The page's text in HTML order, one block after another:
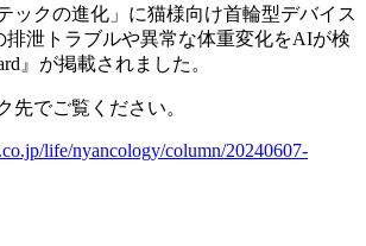
ックの進化」に猫様向け首輪型デバイス
排泄トラブルや異常な体重変化をAIが検
』が掲載されました。
先でご覧ください。
life/nyancology/column/20240607-